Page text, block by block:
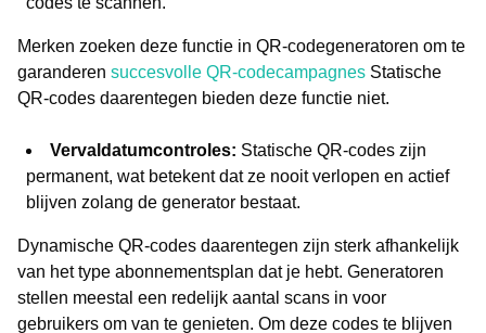
Merken zoeken deze functie in QR-codegeneratoren om te
garanderen succesvolle QR-codecampagnes Statische
QR-codes daarentegen bieden deze functie niet.
Vervaldatumcontroles: Statische QR-codes zijn
permanent, wat betekent dat ze nooit verlopen en actief
blijven zolang de generator bestaat.
Dynamische QR-codes daarentegen zijn sterk afhankelijk
van het type abonnementsplan dat je hebt. Generatoren
stellen meestal een redelijk aantal scans in voor
gebruikers om van te genieten. Om deze codes te blijven